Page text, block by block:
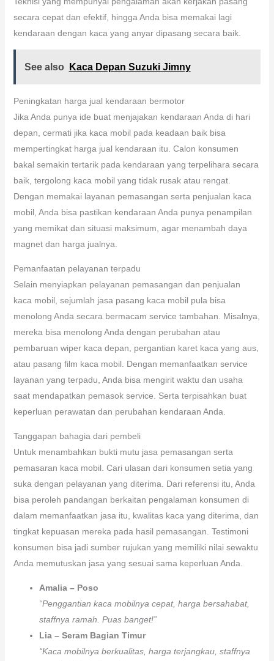
secara cepat dan efektif, hingga Anda bisa memakai lagi
kendaraan dengan kaca yang anyar dipasang secara baik.
See also Kaca Depan Suzuki Jimny
Peningkatan harga jual kendaraan bermotor
Jika Anda punya ide buat menjajakan kendaraan Anda di hari
depan, cermati jika kaca mobil pada keadaan baik bisa
mempertingkat harga jual kendaraan itu. Calon konsumen
bakal semakin tertarik pada kendaraan yang terpelihara secara
baik, tergolong kaca mobil yang tidak rusak atau rengat.
Dengan memakai layanan pemasangan serta penjualan kaca
mobil, Anda bisa pastikan kendaraan Anda punya penampilan
yang memikat dan situasi maksimum, agar menambah daya
magnet dan harga jualnya.
Pemanfaatan pelayanan terpadu
Selain menyiapkan pelayanan pemasangan dan penjualan
kaca mobil, sejumlah jasa pasang kaca mobil pula bisa
menolong Anda secara bermacam service tambahan. Misalnya,
mereka bisa menolong Anda dengan perubahan atau
pembaruan wiper kaca depan, pergantian karet kaca yang aus,
atau pasang film kaca mobil. Dengan memanfaatkan service
layanan yang terpadu, Anda bisa mengirit waktu dan usaha
saat mendapatkan pemasok service. Serta terpisahkan buat
keperluan perawatan dan perubahan kendaraan Anda.
Tanggapan bahagia dari pembeli
Untuk menambahkan bukti mutu jasa pemasangan serta
pemasaran kaca mobil. Cari ulasan dari konsumen setia yang
suka dengan pelayanan yang diterima. Dari referensi itu, Anda
bisa peroleh pandangan berkaitan pengalaman konsumen di
dalam memanfaatkan jasa itu, kwalitas kaca yang diterima, dan
tingkat kepuasan mereka pada hasil pemasangan. Testimoni
konsumen bisa jadi sumber rujukan yang memiliki nilai sewaktu
Anda memutuskan jasa yang sesuai sama keperluan Anda.
Amalia – Poso
“Penggantian kaca mobilnya cepat, harga bersahabat,
staffnya ramah. Puas banget!”
Lia – Seram Bagian Timur
“Kaca mobilnya berkualitas, harga terjangkau, staffnya